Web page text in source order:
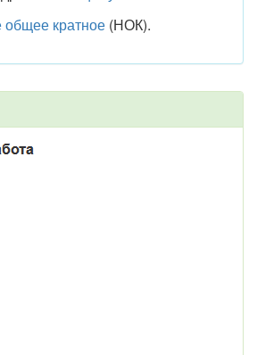
кратное(НОК).